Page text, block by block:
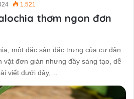
1.521
thơm ngon đơn
một đặc sản đặc trưng của cư dân
vặt đơn giản nhưng đầy sáng tạo, dễ
viết dưới đây,…